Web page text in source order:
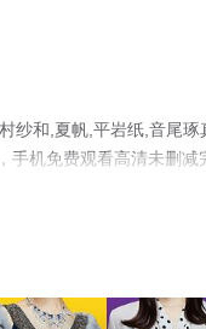
纱和,夏帆,平岩纸,音尾琢
手机免费观看高清未删减